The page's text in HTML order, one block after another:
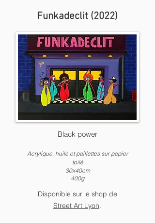
Funkadeclit (2022)
Black power
Acrylique, huile et paillettes sur papier
toilé
30x40cm
400g
Disponible sur le shop de
Street Art Lyon.